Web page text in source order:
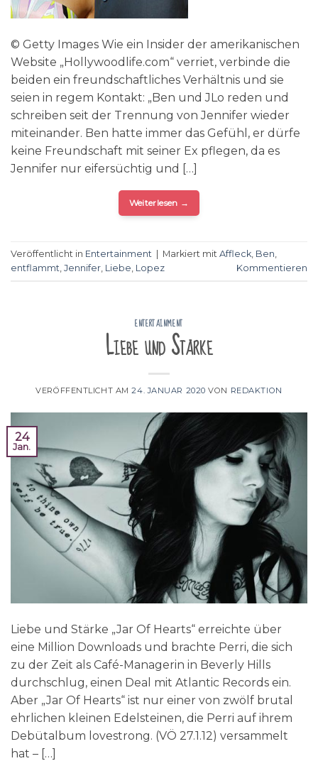
© Getty Images Wie ein Insider der amerikanischen
Website „Hollywoodlife.com“ verriet, verbinde die
beiden ein freundschaftliches Verhältnis und sie
seien in regem Kontakt: „Ben und JLo reden und
schreiben seit der Trennung von Jennifer wieder
miteinander. Ben hatte immer das Gefühl, er dürfe
keine Freundschaft mit seiner Ex pflegen, da es
Jennifer nur eifersüchtig und […]
Weiterlesen →
Veröffentlicht in Entertainment | Markiert mit Affleck Ben
entflammt Jennifer Liebe Lopez Kommentieren
ENTERTAINMENT
Liebe und Stärke
VERÖFFENTLICHT AM24. JANUAR 2020 VON REDAKTION
24
Jan.
Liebe und Stärke „Jar Of Hearts“ erreichte über
eine Million Downloads und brachte Perri, die sich
zu der Zeit als Café-Managerin in Beverly Hills
durchschlug, einen Deal mit Atlantic Records ein.
Aber „Jar Of Hearts“ ist nur einer von zwölf brutal
ehrlichen kleinen Edelsteinen, die Perri auf ihrem
Debütalbum lovestrong. (VÖ 27.1.12) versammelt
hat – […]